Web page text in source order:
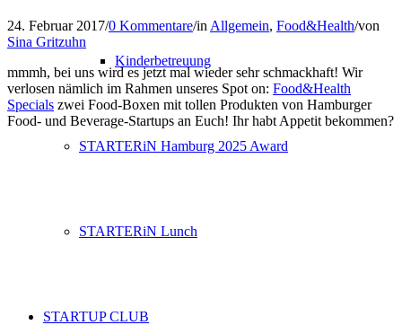
Kinderbetreuung
STARTERiN Hamburg 2025 Award
STARTERiN Lunch
STARTUP CLUB
24. Februar 2017/0 Kommentare/in Allgemein, Food&Health/von
Sina Gritzuhn
mmmh, bei uns wird es jetzt mal wieder sehr schmackhaft! Wir
verlosen nämlich im Rahmen unseres Spot on: Food&Health
Specials zwei Food-Boxen mit tollen Produkten von Hamburger
Food- und Beverage-Startups an Euch! Ihr habt Appetit bekommen?